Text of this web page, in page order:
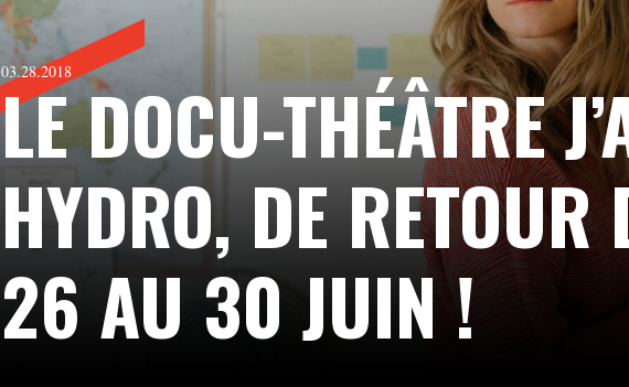
03.28.2018
LE DOCU-THÉÂTRE
HYDRO, DE RETOUR
26 AU 30 JUIN !